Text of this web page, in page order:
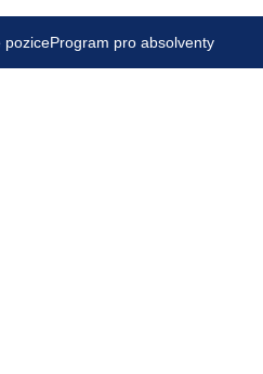
poziceProgram pro absolventy